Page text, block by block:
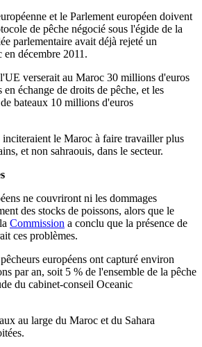
et le Parlement européen doivent
de pêche négocié sous l'égide de la
parlementaire avait déjà rejeté un
décembre 2011.
verserait au Maroc 30 millions d'euros
en échange de droits de pêche, et les
bateaux 10 millions d'euros
le Maroc à faire travailler plus
et non sahraouis, dans le secteur.
ne couvriront ni les dommages
des stocks de poissons, alors que le
Commission a conclu que la présence de
ces problèmes.
européens ont capturé environ
par an, soit 5 % de l'ensemble de la pêche
du cabinet-conseil Oceanic
au large du Maroc et du Sahara